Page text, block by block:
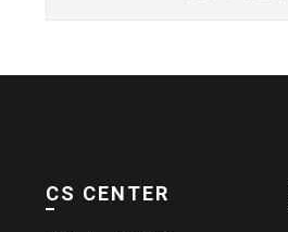
CS CENTER